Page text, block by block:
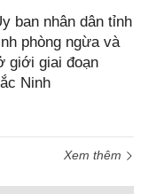
ban nhân dân tỉnh
phòng ngừa và
giới giai đoạn
Ninh
Xem thêm